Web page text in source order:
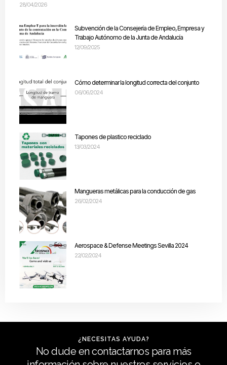
28/04/2026
Subvención de la Consejería de Empleo, Empresa y
Trabajo Autónomo de la Junta de Andalucía
12/09/2025
Cómo determinar la longitud correcta del conjunto
06/06/2024
Tapones de plastico reciclado
13/03/2024
Mangueras metálicas para la conducción de gas
26/02/2024
Aerospace & Defense Meetings Sevilla 2024
22/02/2024
¿NECESITAS AYUDA?
No dude en contactarnos para más